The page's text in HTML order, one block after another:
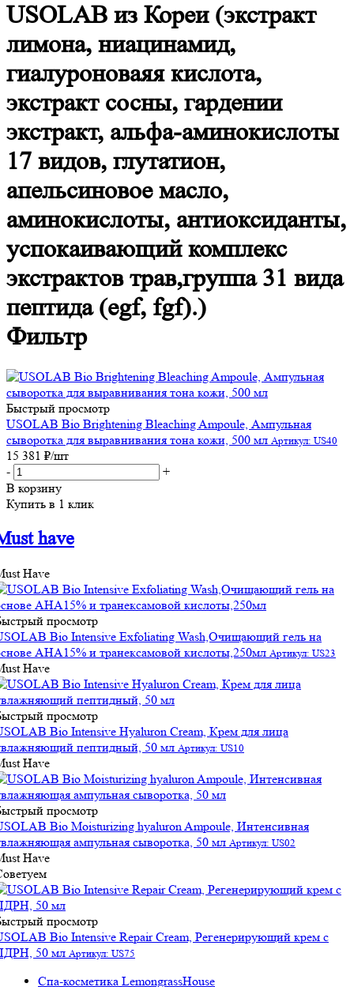
USOLAB из Кореи (экстракт
лимона, ниацинамид,
гиалуроноваяя кислота,
экстракт сосны, гардении
экстракт, альфа-аминокислоты
17 видов, глутатион,
апельсиновое масло,
аминокислоты, антиоксиданты,
успокаивающий комплекс
экстрактов трав,группа 31 вида
пептида (egf, fgf).)
Фильтр
Быстрый просмотр
USOLAB Bio Brightening Bleaching Ampoule, Ампульная
сыворотка для выравнивания тона кожи, 500 мл Артикул: US40
15 381 ₽/шт
-
+
В корзину
Купить в 1 клик
have
Have
просмотр
Bio Intensive Exfoliating Wash,Очищающий гель на
АНА15% и транексамовой кислоты,250мл Артикул: US23
Have
просмотр
Bio Intensive Hyaluron Cream, Крем для лица
пептидный, 50 мл Артикул: US10
Have
просмотр
Bio Moisturizing hyaluron Ampoule, Интенсивная
ампульная сыворотка, 50 мл Артикул: US02
Have
просмотр
Bio Intensive Repair Cream, Регенерирующий крем с
50 мл Артикул: US75
Спа-косметика LemongrassHouse